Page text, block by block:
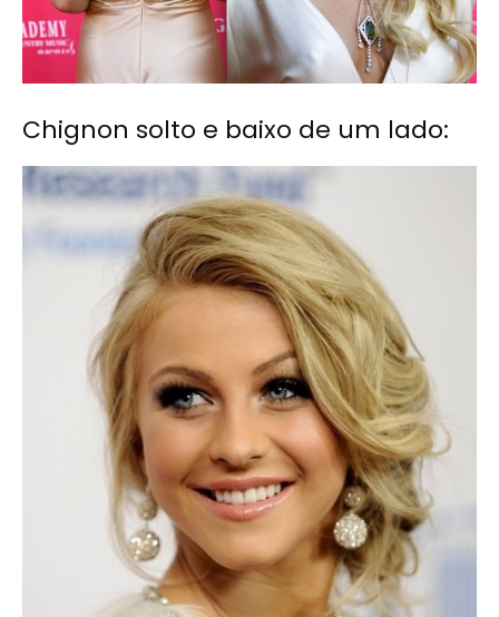
Chignon solto e baixo de um lado: